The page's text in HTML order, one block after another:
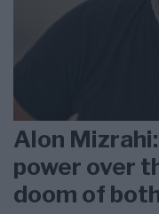
Alon
power over
doom of